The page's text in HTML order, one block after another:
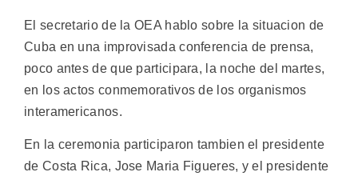
El secretario de la OEA hablo sobre la situacion de
Cuba en una improvisada conferencia de prensa,
poco antes de que participara, la noche del martes,
en los actos conmemorativos de los organismos
interamericanos.
En la ceremonia participaron tambien el presidente
de Costa Rica, Jose Maria Figueres, y el presidente